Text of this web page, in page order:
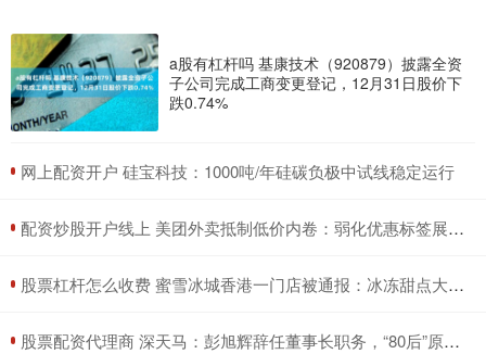
a股有杠杆吗 基康技术（920879）披露全资
子公司完成工商变更登记，12月31日股价下
跌0.74%
​网上配资开户 硅宝科技：1000吨/年硅碳负极中试线稳定运行
​配资炒股开户线上 美团外卖抵制低价内卷：弱化优惠标签展示、设置营销超支预警
​股票杠杆怎么收费 蜜雪冰城香港一门店被通报：冰冻甜点大肠菌群超标70%
​股票配资代理商 深天马：彭旭辉辞任董事长职务，“80后”原总经理成为接棒